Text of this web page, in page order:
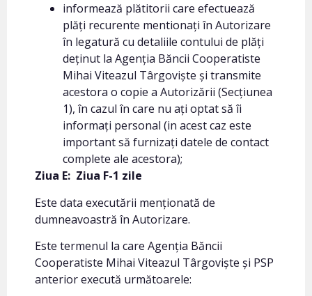
informează plătitorii care efectuează
plăți recurente mentionați în Autorizare
în legatură cu detaliile contului de plăți
deținut la Agenția Băncii Cooperatiste
Mihai Viteazul Târgoviște și transmite
acestora o copie a Autorizării (Secțiunea
1), în cazul în care nu ați optat să îi
informați personal (in acest caz este
important să furnizați datele de contact
complete ale acestora);
Ziua E: Ziua F-1 zile
Este data executării menționată de
dumneavoastră în Autorizare.
Este termenul la care Agenția Băncii
Cooperatiste Mihai Viteazul Târgoviște și PSP
anterior execută următoarele: